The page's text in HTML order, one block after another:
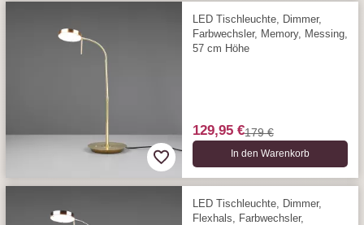
LED Tischleuchte, Dimmer,
Farbwechsler, Memory, Messing,
57 cm Höhe
129,95 €179 €
In den Warenkorb
LED Tischleuchte, Dimmer,
Flexhals, Farbwechsler,